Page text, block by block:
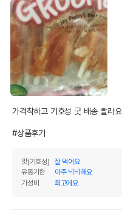
가격착하고 기호성 굿 배송 빨라요
#상품후기
맛(기호성)
잘 먹어요
유통기한
아주 넉넉해요
가성비
최고에요